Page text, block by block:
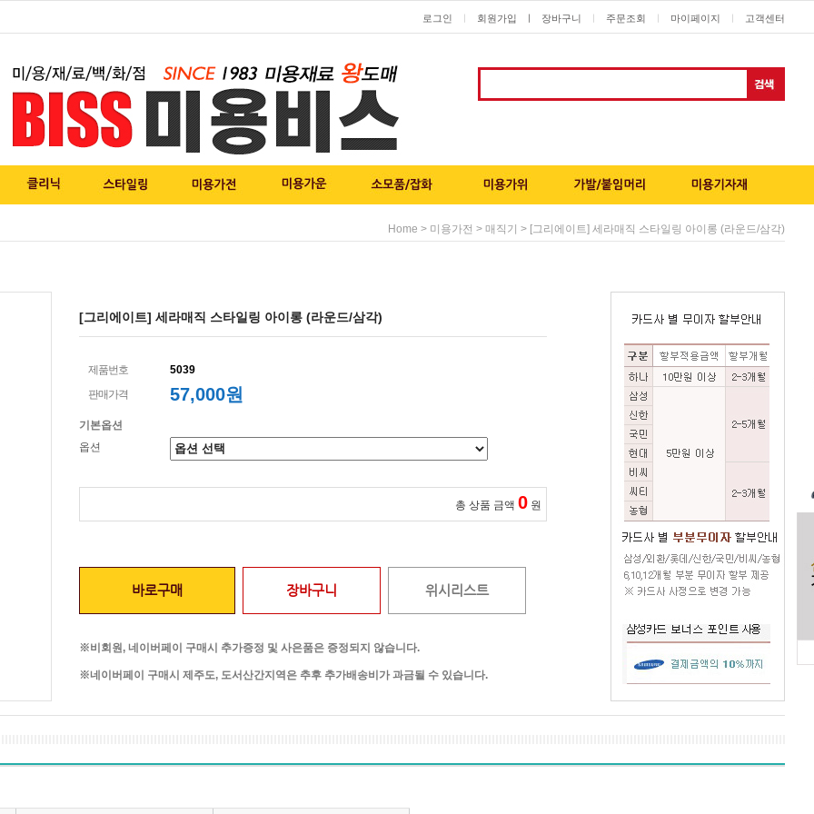
로그인 회원가입 ㅣ 장바구니 주문조회 마이페이지 고객센터
Home > 미용가전 > 매직기 > [그리에이트] 세라매직 스타일링 아이롱 (라운드/삼각)
[그리에이트] 세라매직 스타일링 아이롱 (라운드/삼각)
제품번호
5039
판매가격
57,000원
기본옵션
옵션
총 상품 금액 0 원
바로구매 장바구니 위시리스트
※비회원, 네이버페이 구매시 추가증정 및 사은품은 증정되지 않습니다.
※네이버페이 구매시 제주도, 도서산간지역은 추후 추가배송비가 과금될 수 있습니다.